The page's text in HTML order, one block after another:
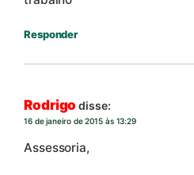
Responder
Rodrigo disse:
16 de janeiro de 2015 às 13:29
Assessoria,